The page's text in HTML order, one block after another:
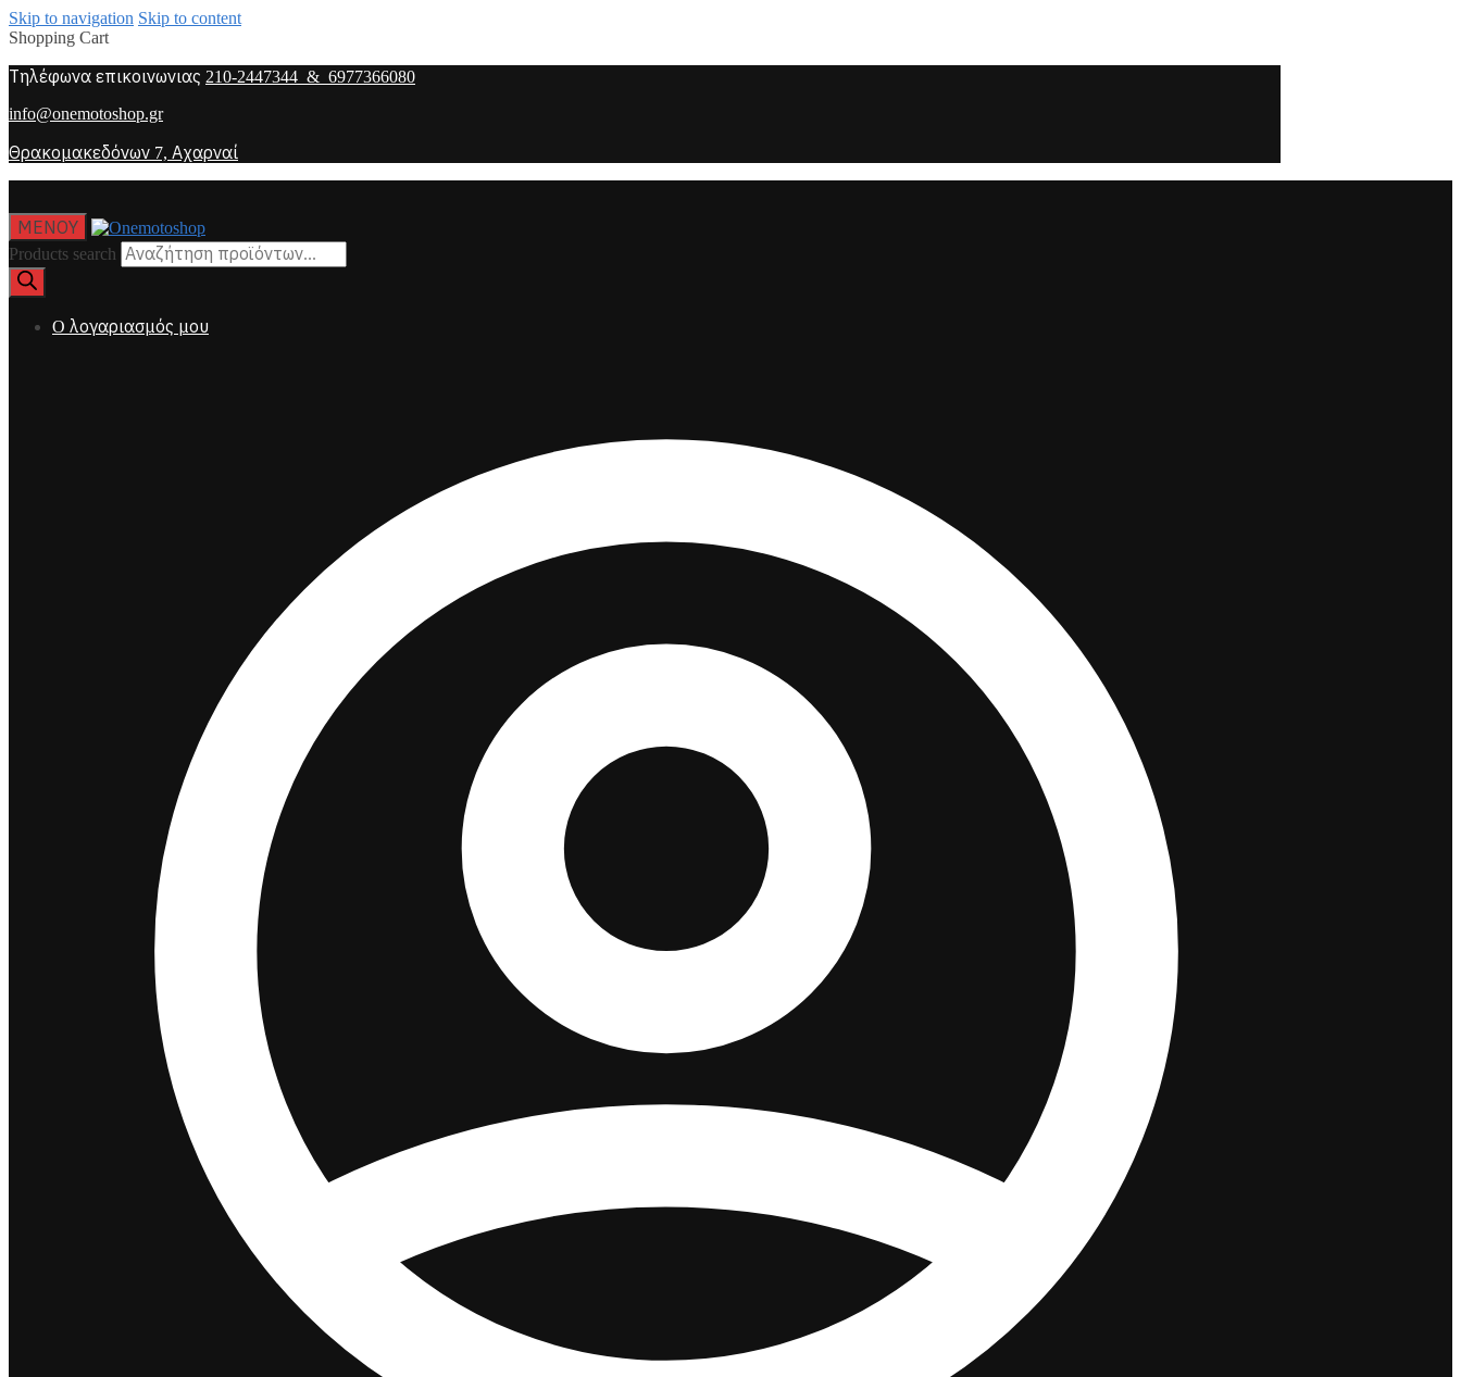
Skip to navigation Skip to content
Shopping Cart
Τηλέφωνα επικοινωνιας 210-2447344 & 6977366080
info@onemotoshop.gr
Θρακομακεδόνων 7, Αχαρναί
ΜΕΝΟΥ
Products search
O λογαριασμός μου